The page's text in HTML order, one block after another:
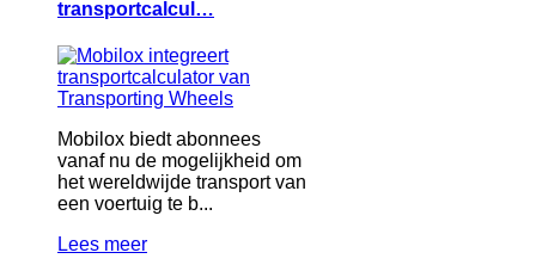
transportcalcul…
Mobilox biedt abonnees
vanaf nu de mogelijkheid om
het wereldwijde transport van
een voertuig te b...
Lees meer